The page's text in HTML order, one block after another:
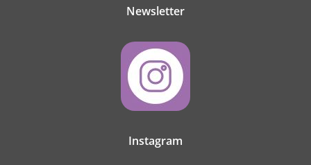
Newsletter
Instagram